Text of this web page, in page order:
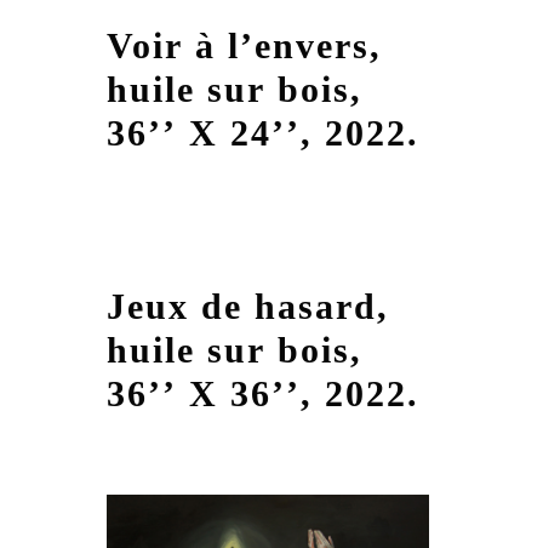
Voir à l’envers,
huile sur bois,
36’’ X 24’’, 2022.
Jeux de hasard,
huile sur bois,
36’’ X 36’’, 2022.